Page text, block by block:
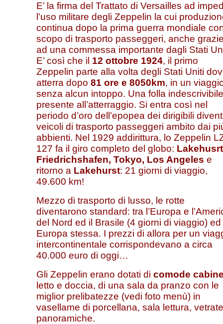
E’ la firma del Trattato di Versailles ad
l’uso militare degli Zeppelin la cui
continua dopo la prima guerra mondiale
scopo di trasporto passeggeri, anche
ad una commessa importante dagli Stati
E’ così che il 12 ottobre 1924, il primo
Zeppelin parte alla volta degli Stati Uniti
atterra dopo 81 ore e 8050km, in un
senza alcun intoppo. Una folla
presente all’atterraggio. Si entra così nel
periodo d’oro dell’epopea dei dirigibili
veicoli di trasporto passeggeri ambito dai
abbienti. Nel 1929 addirittura, lo Zeppelin
127 fa il giro completo del globo:
Friedrichshafen, Tokyo, Los Angeles e
ritorno a Lakehurst: 21 giorni di viaggio,
49.600 km!
Mezzo di trasporto di lusso, le rotte
diventarono standard: tra l’Europa e
del Nord ed il Brasile (4 giorni di viaggio) ed
Europa stessa. I prezzi di allora per un
intercontinentale corrispondevano a circa
40.000 euro di oggi…
Gli Zeppelin erano dotati di comode
letto e doccia, di una sala da pranzo con le
miglior prelibatezze (vedi foto menù) in
vasellame di porcellana, sala lettura, vetrate
panoramiche.